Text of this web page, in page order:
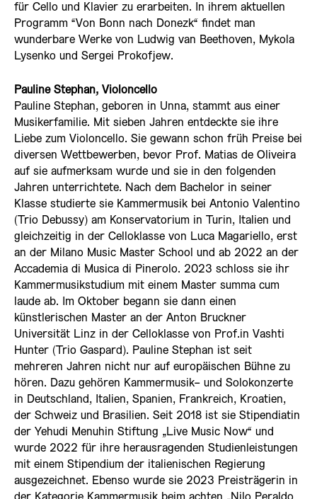
für Cello und Klavier zu erarbeiten. In ihrem aktuellen
Programm “Von Bonn nach Donezk“ findet man
wunderbare Werke von Ludwig van Beethoven, Mykola
Lysenko und Sergei Prokofjew.
Pauline Stephan, Violoncello
Pauline Stephan, geboren in Unna, stammt aus einer
Musikerfamilie. Mit sieben Jahren entdeckte sie ihre
Liebe zum Violoncello. Sie gewann schon früh Preise bei
diversen Wettbewerben, bevor Prof. Matias de Oliveira
auf sie aufmerksam wurde und sie in den folgenden
Jahren unterrichtete. Nach dem Bachelor in seiner
Klasse studierte sie Kammermusik bei Antonio Valentino
(Trio Debussy) am Konservatorium in Turin, Italien und
gleichzeitig in der Celloklasse von Luca Magariello, erst
an der Milano Music Master School und ab 2022 an der
Accademia di Musica di Pinerolo. 2023 schloss sie ihr
Kammermusikstudium mit einem Master summa cum
laude ab. Im Oktober begann sie dann einen
künstlerischen Master an der Anton Bruckner
Universität Linz in der Celloklasse von Prof.in Vashti
Hunter (Trio Gaspard). Pauline Stephan ist seit
mehreren Jahren nicht nur auf europäischen Bühne zu
hören. Dazu gehören Kammermusik- und Solokonzerte
in Deutschland, Italien, Spanien, Frankreich, Kroatien,
der Schweiz und Brasilien. Seit 2018 ist sie Stipendiatin
der Yehudi Menuhin Stiftung „Live Music Now“ und
wurde 2022 für ihre herausragenden Studienleistungen
mit einem Stipendium der italienischen Regierung
ausgezeichnet. Ebenso wurde sie 2023 Preisträgerin in